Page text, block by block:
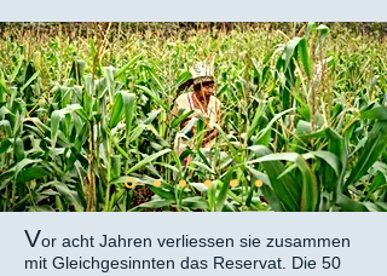
Vor acht Jahren verliessen sie zusammen
mit Gleichgesinnten das Reservat. Die 50